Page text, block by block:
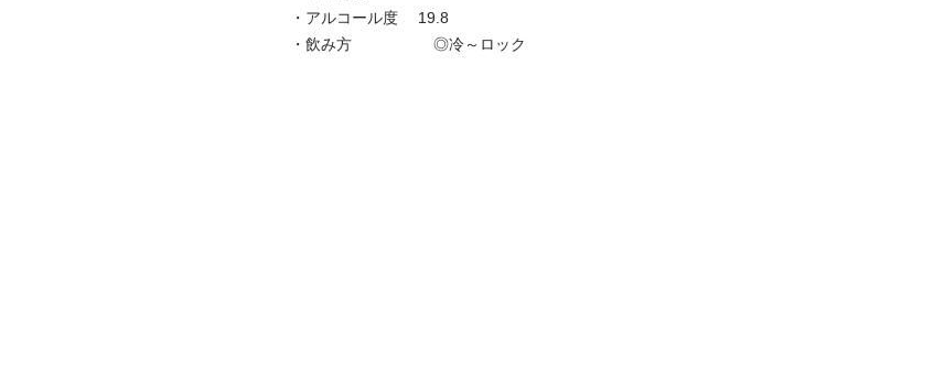
・アルコール度 19.8
・飲み方 ◎冷～ロック